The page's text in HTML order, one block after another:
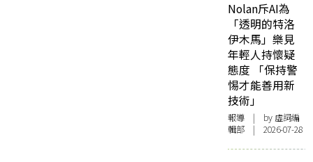
Nolan斥AI為
「透明的特洛
伊木馬」樂見
年輕人持懷疑
態度 「保持警
惕才能善用新
技術」
報導 | by 虛詞編
輯部 | 2026-07-28